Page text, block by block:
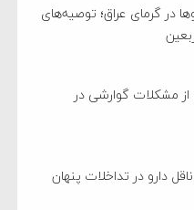
در گرمای عراق؛ توصیه‌های
از مشکلات گوارشی در
دارو در تداخلات پنهان